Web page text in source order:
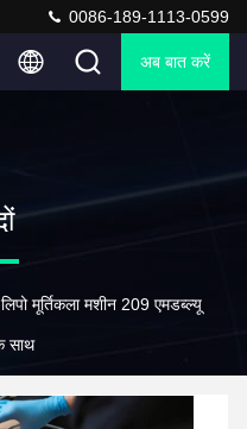
0086-189-1113-0599
अब बात करें
लिपो मूर्तिकला मशीन 209 एमडब्ल्यू
साथ